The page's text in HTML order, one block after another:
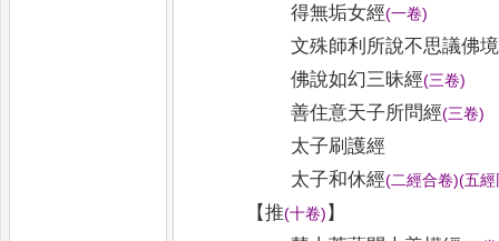
得無垢女經(一卷)
文殊師利所說不思議佛
佛說如幻三昧經(三卷)
善住意天子所問經(三卷)
太子刷護經
太子和休經(二經合卷)(五經
【推(十卷) 】